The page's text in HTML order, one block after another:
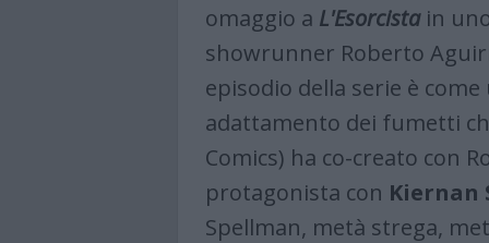
omaggio a L'Esorcista in
showrunner Roberto
episodio della serie è come
adattamento dei fumetti
Comics) ha co-creato con
protagonista con Kiernan
Spellman, metà strega,